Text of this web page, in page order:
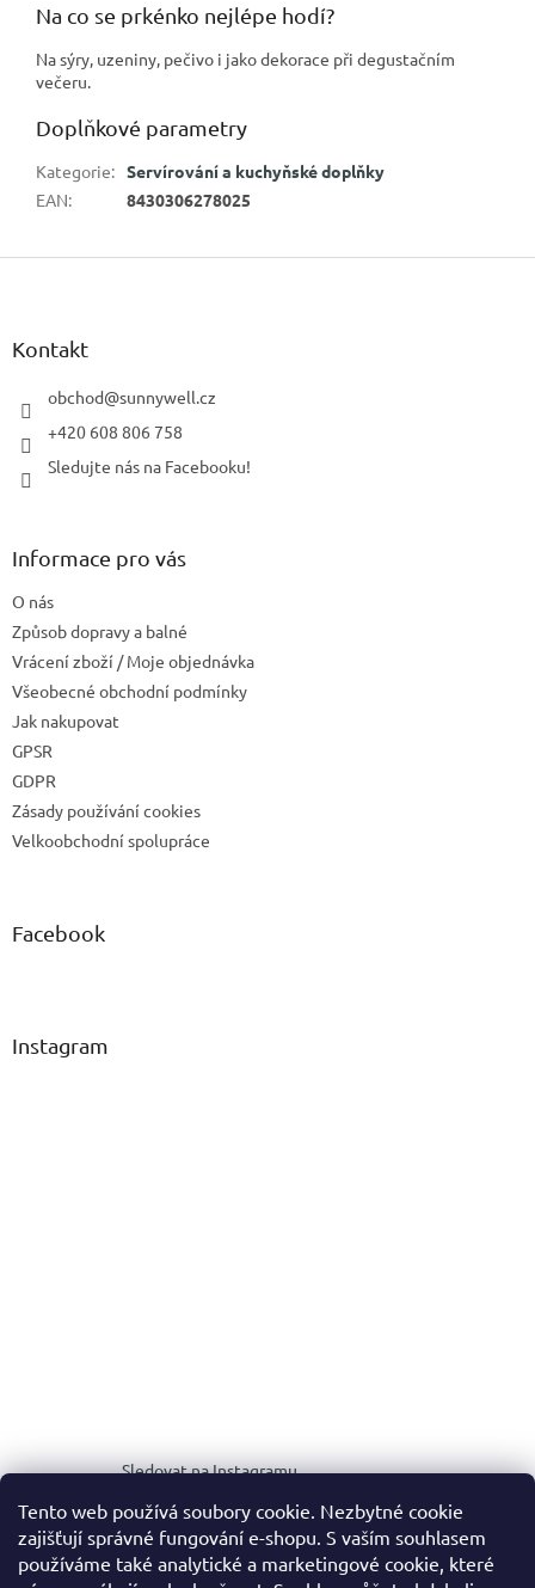
Tento web používá soubory cookie. Nezbytné cookie
zajišťují správné fungování e-shopu. S vaším souhlasem
používáme také analytické a marketingové cookie, které
Na co se prkénko nejlépe hodí?
Na sýry, uzeniny, pečivo i jako dekorace při degustačním
večeru.
Doplňkové parametry
Kategorie: Servírování a kuchyňské doplňky
EAN: 8430306278025
Z
Kontakt
obchod@sunnywell.cz
+420 608 806 758
Sledujte nás na Facebooku!
Informace pro vás
O nás
Způsob dopravy a balné
Vrácení zboží / Moje objednávka
Všeobecné obchodní podmínky
Jak nakupovat
GPSR
GDPR
Zásady používání cookies
Velkoobchodní spolupráce
Facebook
Instagram
Sledovat na Instagramu
MEDIA KIT